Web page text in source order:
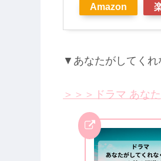
Amazon
▼あなたがしてくれ
＞＞＞ドラマ あな